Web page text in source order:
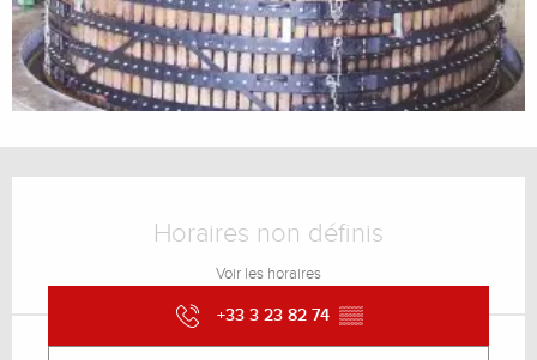
Horaires non définis
Voir les horaires
+33 3 23 82 74 ▒▒